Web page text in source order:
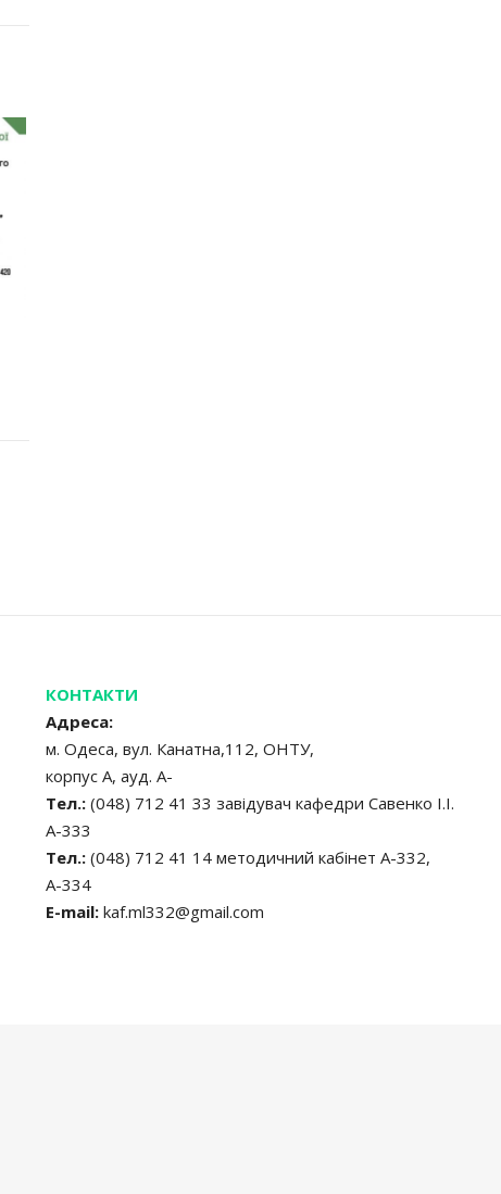
КОНТАКТИ
Адреса:
м. Одеса, вул. Канатна,112, ОНТУ,
корпус А, ауд. А-
Тел.: (048) 712 41 33 завідувач кафедри Савенко І.І.
А-333
Тел.:(048) 712 41 14 методичний кабінет А-332,
А-334
E-mail:kaf.ml332@gmail.com